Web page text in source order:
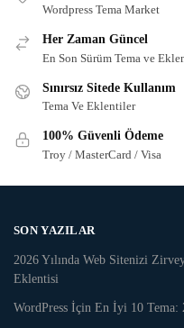
Wordpress Tema Market
Her Zaman Güncel
En Son Sürüm Tema ve
Sınırsız Sitede Kullanım
Tema Ve Eklentiler
100% Güvenli Ödeme
Troy / MasterCard / Visa
SON YAZILAR
2026 Yılında Web Sitenizi
Eklentisi
WordPress İçin En İyi 10 Tema: